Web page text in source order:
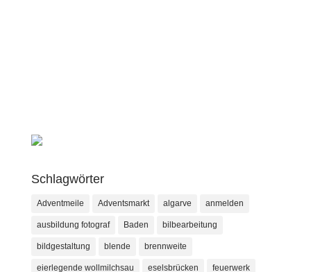
Schlagwörter
Adventmeile Adventsmarkt algarve anmelden
ausbildung fotograf Baden bilbearbeitung
bildgestaltung blende brennweite
eierlegende wollmilchsau eselsbrücken feuerwerk